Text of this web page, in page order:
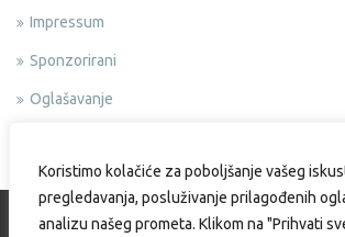
Koristimo kolačiće za poboljšanje vašeg
pregledavanja, posluživanje prilagođenih
analizu našeg prometa. Klikom na "Prihvati
Impressum
Sponzorirani
Oglašavanje